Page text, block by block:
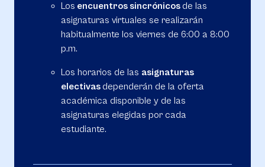
Los encuentros sincrónicos de las
asignaturas virtuales se realizarán
habitualmente los viernes de 6:00 a 8:00
p.m.
Los horarios de las asignaturas
electivas dependerán de la oferta
académica disponible y de las
asignaturas elegidas por cada
estudiante.